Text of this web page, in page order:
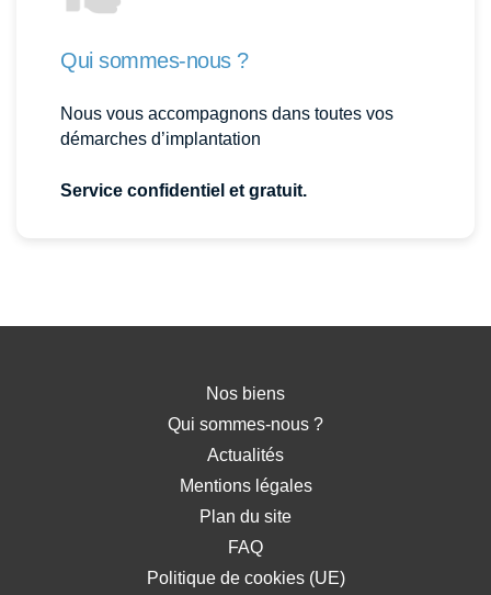
Qui sommes-nous ?
Nous vous accompagnons dans toutes vos
démarches d’implantation
Service confidentiel et gratuit.
Nos biens
Qui sommes-nous ?
Actualités
Mentions légales
Plan du site
FAQ
Politique de cookies (UE)